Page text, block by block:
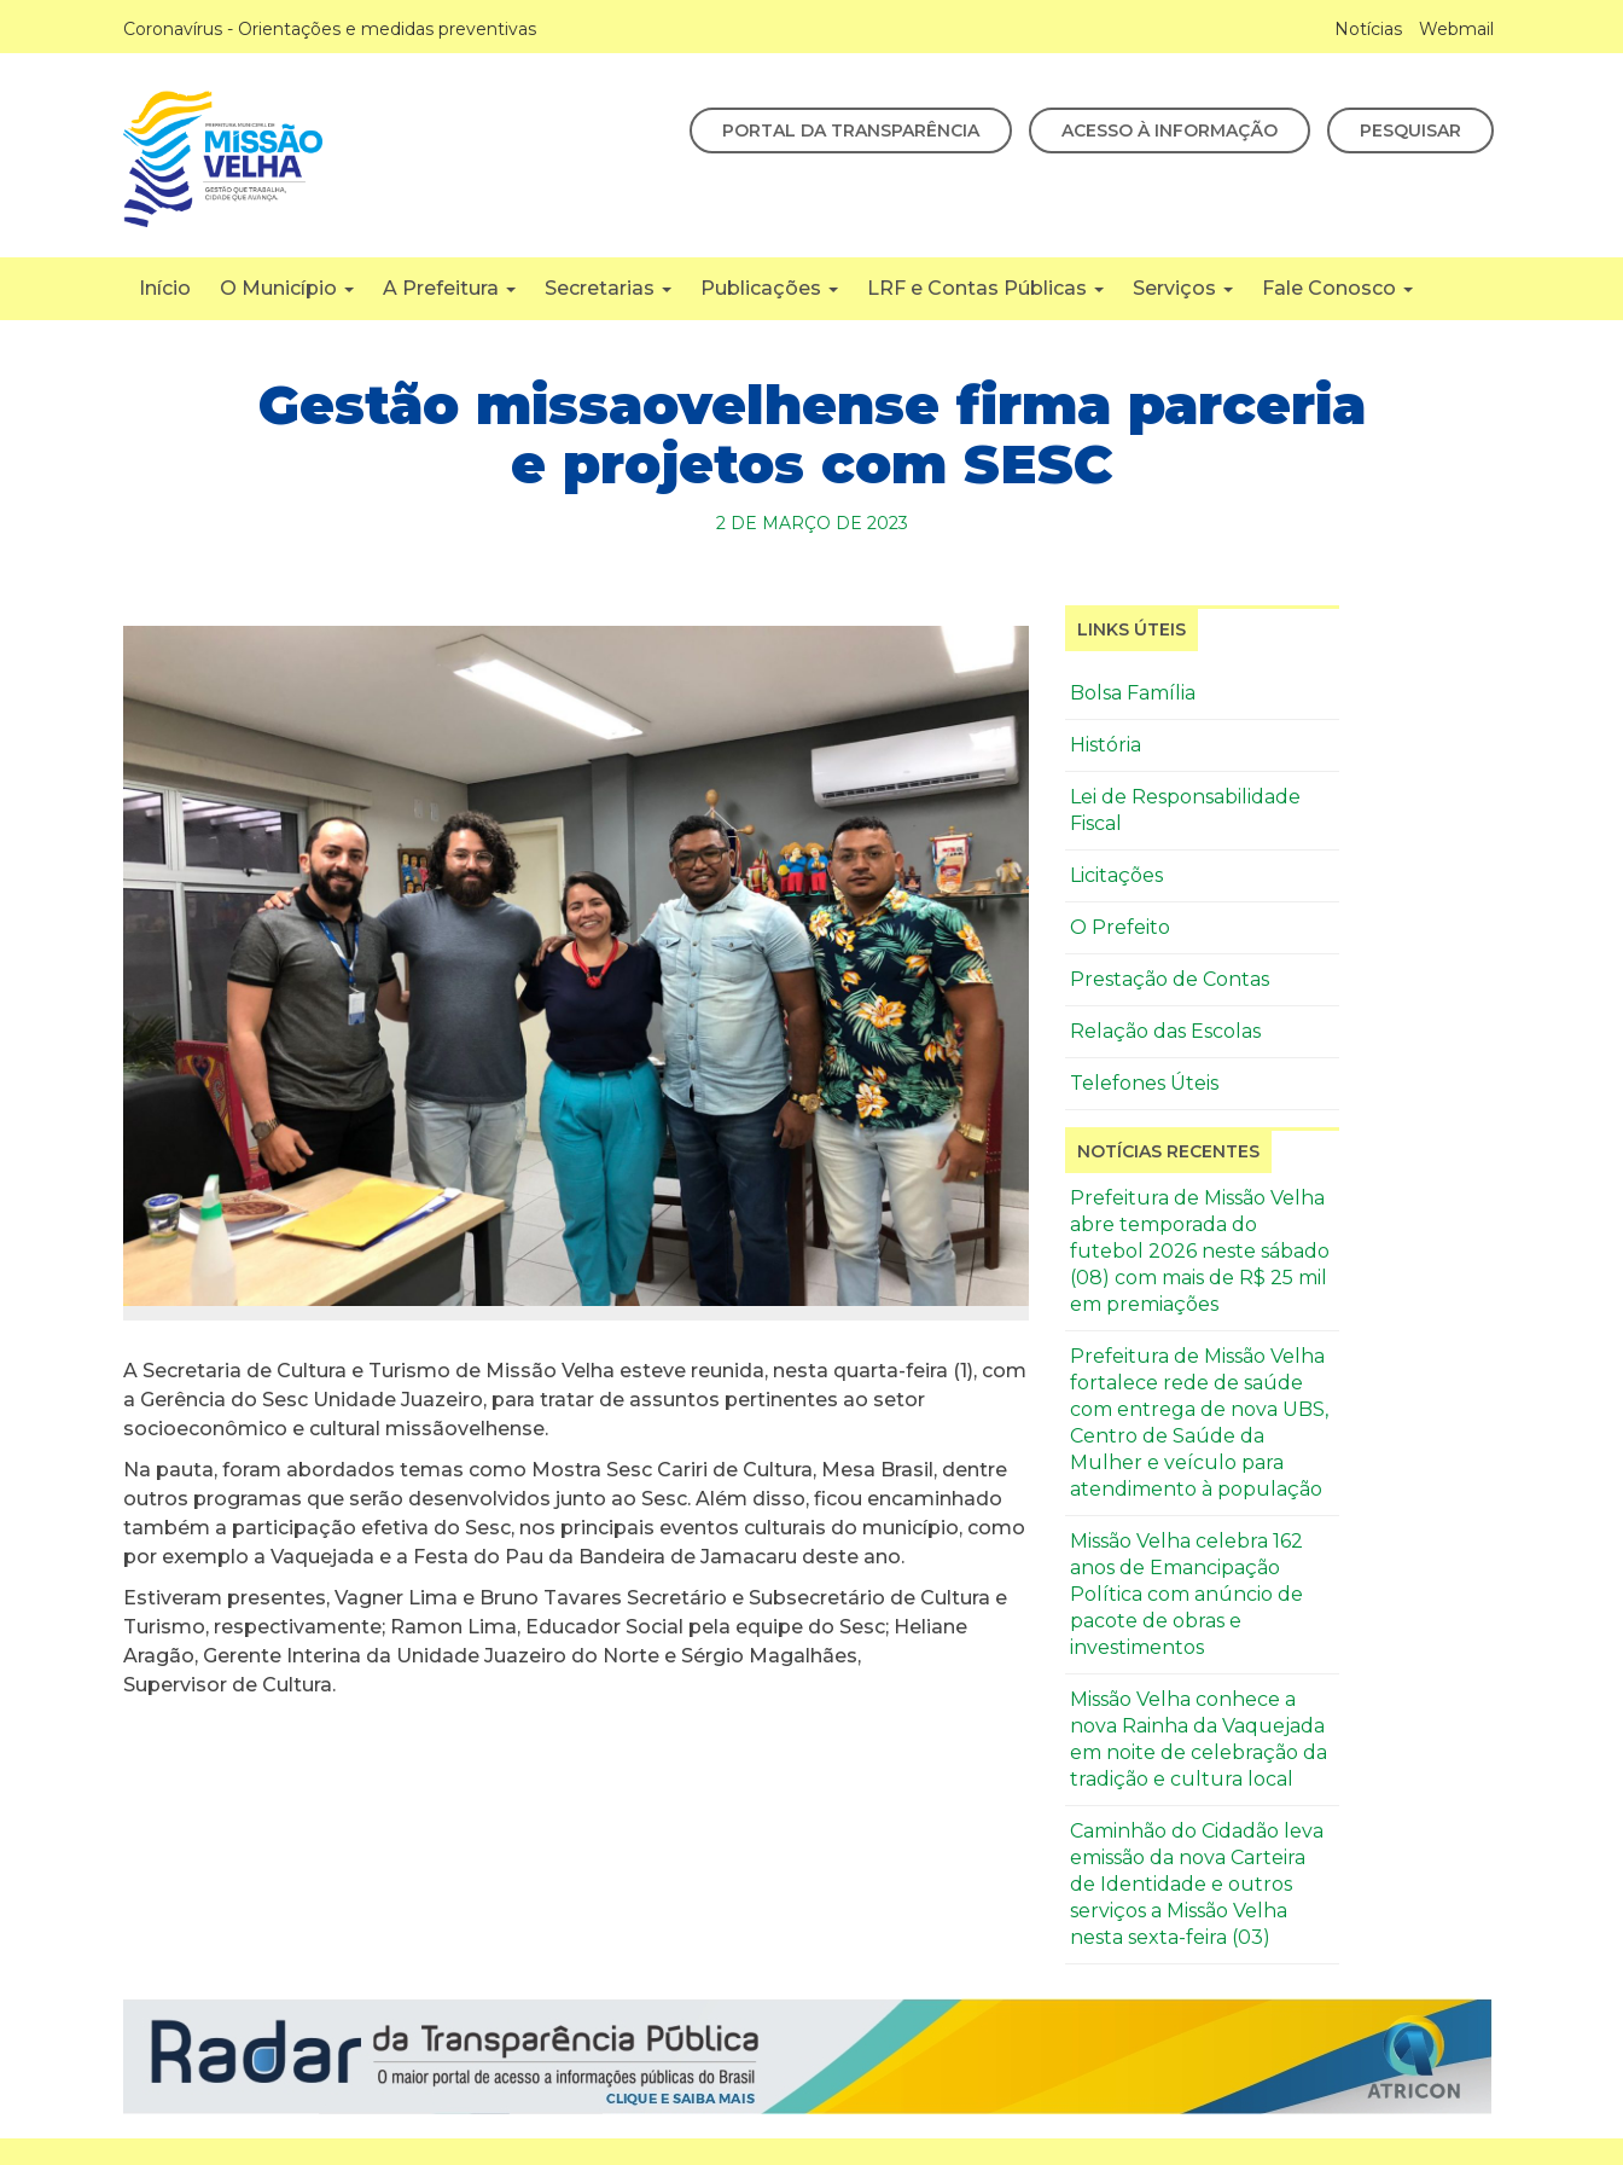
Coronavírus - Orientações e medidas preventivas Notícias Webmail
PORTAL DA TRANSPARÊNCIA ACESSO À INFORMAÇÃO PESQUISAR
Início O Município A Prefeitura Secretarias Publicações LRF e Contas Públicas Serviços Fale Conosco
Gestão missaovelhense firma parceria
e projetos com SESC
2 DE MARÇO DE 2023
A Secretaria de Cultura e Turismo de Missão Velha esteve reunida, nesta quarta-feira (1), com
a Gerência do Sesc Unidade Juazeiro, para tratar de assuntos pertinentes ao setor
socioeconômico e cultural missãovelhense.
Na pauta, foram abordados temas como Mostra Sesc Cariri de Cultura, Mesa Brasil, dentre
outros programas que serão desenvolvidos junto ao Sesc. Além disso, ficou encaminhado
também a participação efetiva do Sesc, nos principais eventos culturais do município, como
por exemplo a Vaquejada e a Festa do Pau da Bandeira de Jamacaru deste ano.
Estiveram presentes, Vagner Lima e Bruno Tavares Secretário e Subsecretário de Cultura e
Turismo, respectivamente; Ramon Lima, Educador Social pela equipe do Sesc; Heliane
Aragão, Gerente Interina da Unidade Juazeiro do Norte e Sérgio Magalhães,
Supervisor de Cultura.
LINKS ÚTEIS
Bolsa Família
História
Lei de Responsabilidade
Fiscal
Licitações
O Prefeito
Prestação de Contas
Relação das Escolas
Telefones Úteis
NOTÍCIAS RECENTES
Prefeitura de Missão Velha
abre temporada do
futebol 2026 neste sábado
(08) com mais de R$ 25 mil
em premiações
Prefeitura de Missão Velha
fortalece rede de saúde
com entrega de nova UBS,
Centro de Saúde da
Mulher e veículo para
atendimento à população
Missão Velha celebra 162
anos de Emancipação
Política com anúncio de
pacote de obras e
investimentos
Missão Velha conhece a
nova Rainha da Vaquejada
em noite de celebração da
tradição e cultura local
Caminhão do Cidadão leva
emissão da nova Carteira
de Identidade e outros
serviços a Missão Velha
nesta sexta-feira (03)